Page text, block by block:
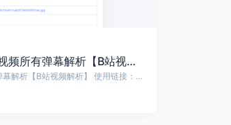
哔哩哔哩高清视频解析下载，视频所有弹幕解析【B站视频解析】
哔哩哔哩高清视频解析下载，视频所有弹幕解析【B站视频解析】 使用链接： https://tool.panda.tw/bili_video https://home.panda.tw/ 🎥【轻松下载哔哩哔哩视频】保存高清内容，随时随地掌控精彩！🎥 想要将喜欢的哔哩哔哩（B站）视频保存到本地？我们为你提供简便的操作指...